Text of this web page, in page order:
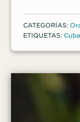
la iglesia a
importantes,
propiedad
permanezca
Cristo en
autoridades
por que su
CATEGORÍAS:
ETIQUETAS: Cuba